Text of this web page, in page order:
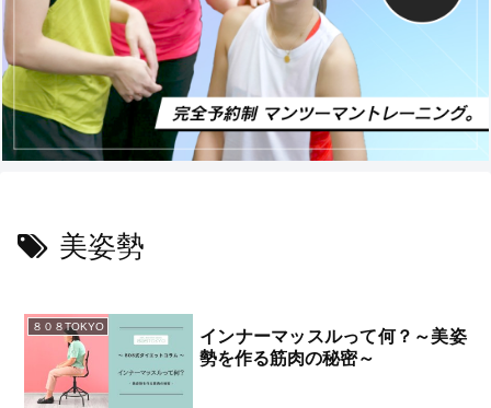
美姿勢
８０８TOKYO
インナーマッスルって何？～美姿
勢を作る筋肉の秘密～